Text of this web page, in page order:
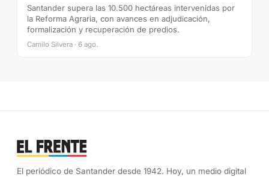
Santander supera las 10.500 hectáreas intervenidas por
la Reforma Agraria, con avances en adjudicación,
formalización y recuperación de predios.
Camilo Silvera · 6 ago.
El periódico de Santander desde 1942. Hoy, un medio digital